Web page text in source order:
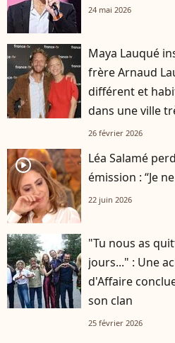
24 mai 2026
Maya Lauqué
frère Arnaud
différent et
dans une ville
ouest
26 février 2026
player2
Léa Salamé
émission : “Je
22 juin 2026
"Tu nous as
jours..." : Une
d'Affaire
son clan
25 février 2026